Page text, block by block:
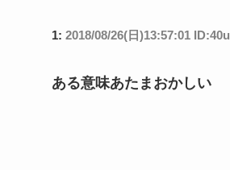
1: 2018/08/26(日)13:57:01 ID:40u
ある意味あたまおかしい